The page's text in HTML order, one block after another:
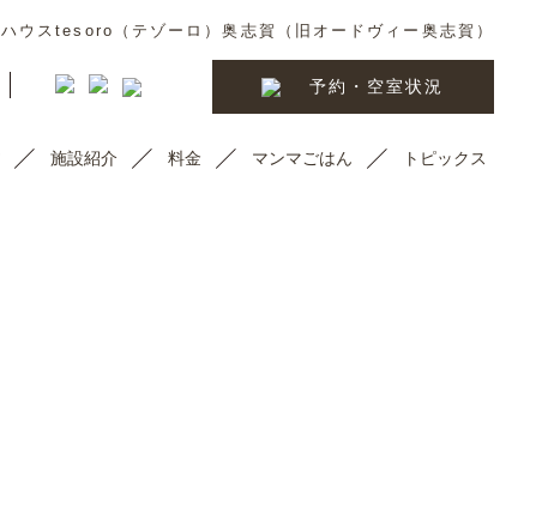
ウスtesoro（テゾーロ）奥志賀（旧オードヴィー奥志賀）
予約・空室状況
施設紹介 料金 マンマごはん トピックス